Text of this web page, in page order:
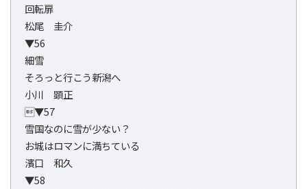
回転扉
松尾 圭介
▼56
細雪
そろっと行こう新潟へ
小川 顕正
▼57
雪国なのに雪が少ない？
お城はロマンに満ちている
濱口 和久
▼58